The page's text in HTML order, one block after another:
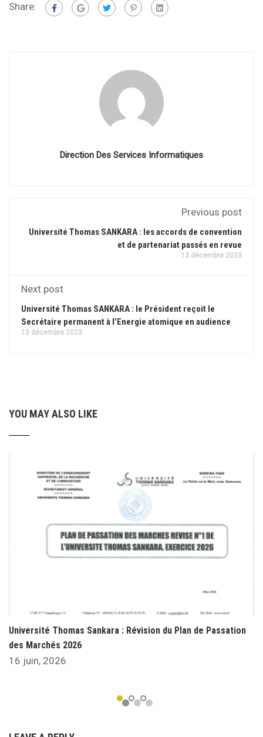
Share:
Direction Des Services Informatiques
Previous post
Université Thomas SANKARA : les accords de convention
et de partenariat passés en revue
13 décembre 2023
Next post
Université Thomas SANKARA : le Président reçoit le
Secrétaire permanent à l’Energie atomique en audience
13 décembre 2023
YOU MAY ALSO LIKE
Université Thomas Sankara : Révision du Plan de Passation
des Marchés 2026
16 juin, 2026